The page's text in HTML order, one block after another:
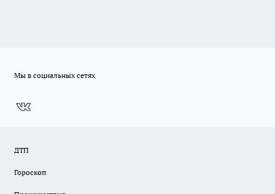
Мы в социальных сетях
ДТП
Гороскоп